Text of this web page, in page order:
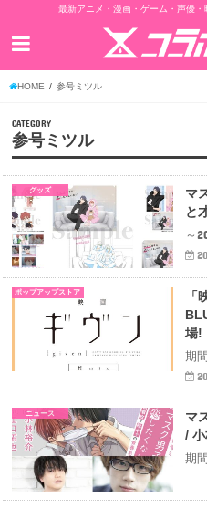
最新アニメ・漫画・ゲーム・声優
HOME 参号ミツル
CATEGORY
参号ミツル
グッズ
マ
と
～
ポップアップストア
場!
期
ニュース
マ
/
期